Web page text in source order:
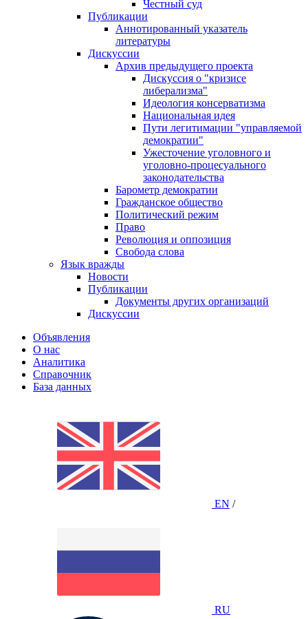
Честный суд
Публикации
Аннотированный указатель
литературы
Дискуссии
Архив предыдущего проекта
Дискуссия о "кризисе
либерализма"
Идеология консерватизма
Национальная идея
Пути легитимации "управляемой
демократии"
Ужесточение уголовного и
уголовно-процесуального
законодательства
Барометр демократии
Гражданское общество
Политический режим
Право
Революция и оппозиция
Свобода слова
Язык вражды
Новости
Публикации
Документы других организаций
Дискуссии
Объявления
О нас
Аналитика
Справочник
База данных
EN /
RU